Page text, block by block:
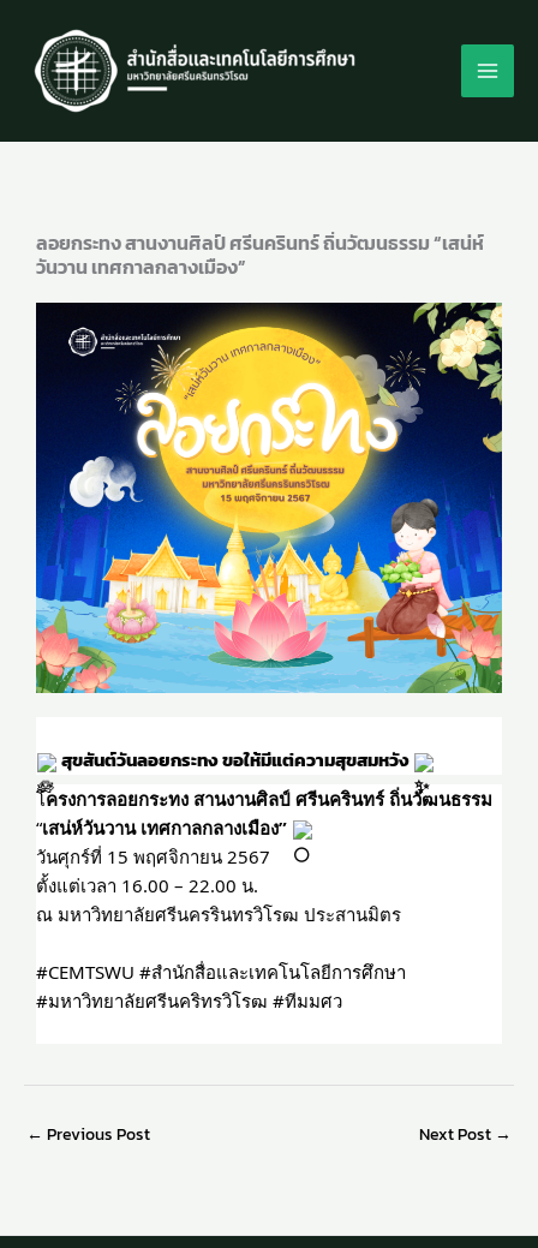
content
ลอยกระทง สานงานศิลป์ ศรีนครินทร์ ถิ่นวัฒนธรรม “เสน่ห์
วันวาน เทศกาลกลางเมือง”
สุขสันต์วันลอยกระทง ขอให้มีแต่ความสุขสมหวัง
โครงการลอยกระทง สานงานศิลป์ ศรีนครินทร์ ถิ่นวัฒนธรรม
“เสน่ห์วันวาน เทศกาลกลางเมือง”
วันศุกร์ที่ 15 พฤศจิกายน 2567
ตั้งแต่เวลา 16.00 – 22.00 น.
ณ มหาวิทยาลัยศรีนครรินทรวิโรฒ ประสานมิตร
#CEMTSWU #สำนักสื่อและเทคโนโลยีการศึกษา
#มหาวิทยาลัยศรีนคริทรวิโรฒ #ทีมมศว
← Previous Post Next Post →